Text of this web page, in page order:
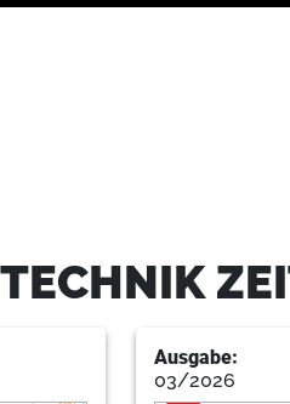
Interview: „Zusammenarbeit
ZTM Gerhard Stachulla im Gespräch
Ausgabe:
03/2026